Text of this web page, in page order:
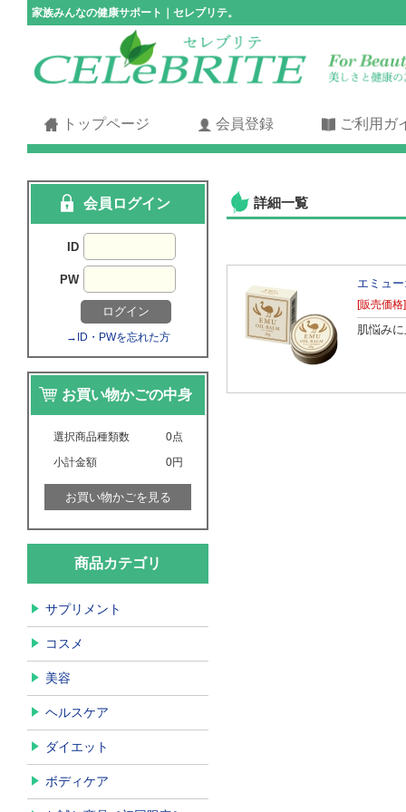
家族みんなの健康サポート｜セレブリテ。
トップページ 会員登録 ご利用ガ
会員ログイン
ID
PW
→ID・PWを忘れた方
お買い物かごの中身
選択商品種類数 0点
小計金額
0円
お買い物かごを見る
商品カテゴリ
サプリメント
コスメ
美容
ヘルスケア
ダイエット
ボディケア
詳細一覧
エミュ
[販売価
肌悩み